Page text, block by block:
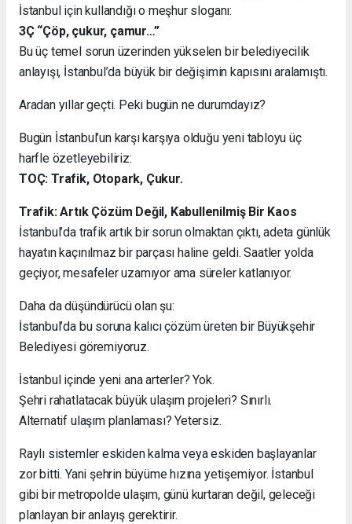
İstanbul için kullandığı o meşhur sloganı:
3Ç “Çöp, çukur, çamur…”
Bu üç temel sorun üzerinden yükselen bir belediyecilik
anlayışı, İstanbul’da büyük bir değişimin kapısını aralamıştı.
Aradan yıllar geçti. Peki bugün ne durumdayız?
Bugün İstanbul’un karşı karşıya olduğu yeni tabloyu üç
harfle özetleyebiliriz:
TOÇ: Trafik, Otopark, Çukur.
Trafik: Artık Çözüm Değil, Kabullenilmiş Bir Kaos
İstanbul’da trafik artık bir sorun olmaktan çıktı, adeta günlük
hayatın kaçınılmaz bir parçası haline geldi. Saatler yolda
geçiyor, mesafeler uzamıyor ama süreler katlanıyor.
Daha da düşündürücü olan şu:
İstanbul’da bu soruna kalıcı çözüm üreten bir Büyükşehir
Belediyesi göremiyoruz.
İstanbul içinde yeni ana arterler? Yok.
Şehri rahatlatacak büyük ulaşım projeleri? Sınırlı.
Alternatif ulaşım planlaması? Yetersiz.
Raylı sistemler eskiden kalma veya eskiden başlayanlar
zor bitti. Yani şehrin büyüme hızına yetişemiyor. İstanbul
gibi bir metropolde ulaşım, günü kurtaran değil, geleceği
planlayan bir anlayış gerektirir.